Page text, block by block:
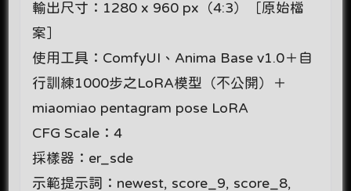
輸出尺寸：1280 x 960 px（4:3）［原始檔
案］
使用工具：ComfyUI、Anima Base v1.0＋自
行訓練1000步之LoRA模型（不公開）＋
miaomiao pentagram pose LoRA
CFG Scale：4
採樣器：er_sde
示範提示詞：newest, score_9, score_8,